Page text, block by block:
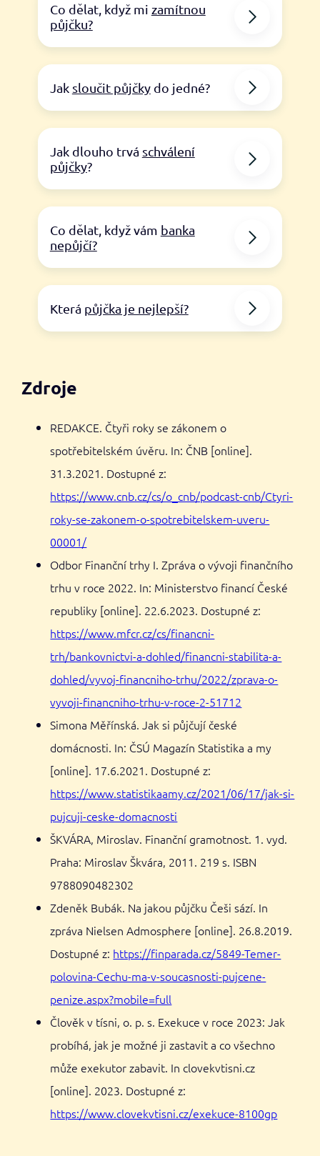
Co dělat, když mi zamítnou
půjčku?
Jak sloučit půjčkydo jedné?
Jak dlouho trvá schválení
půjčky?
Co dělat, když vám banka
nepůjčí?
Která půjčka je nejlepší?
Zdroje
REDAKCE. Čtyři roky se zákonem o
spotřebitelském úvěru. In: ČNB [online].
31.3.2021. Dostupné z:
https://www.cnb.cz/cs/o_cnb/podcast-cnb/Ctyri-
roky-se-zakonem-o-spotrebitelskem-uveru-
00001/
Odbor Finanční trhy I. Zpráva o vývoji finančního
trhu v roce 2022. In: Ministerstvo financí České
republiky [online]. 22.6.2023. Dostupné z:
https://www.mfcr.cz/cs/financni-
trh/bankovnictvi-a-dohled/financni-stabilita-a-
dohled/vyvoj-financniho-trhu/2022/zprava-o-
vyvoji-financniho-trhu-v-roce-2-51712
Simona Měřínská. Jak si půjčují české
domácnosti. In: ČSÚ Magazín Statistika a my
[online]. 17.6.2021. Dostupné z:
https://www.statistikaamy.cz/2021/06/17/jak-si-
pujcuji-ceske-domacnosti
ŠKVÁRA, Miroslav. Finanční gramotnost. 1. vyd.
Praha: Miroslav Škvára, 2011. 219 s. ISBN
9788090482302
Zdeněk Bubák. Na jakou půjčku Češi sází. In
zpráva Nielsen Admosphere [online]. 26.8.2019.
Dostupné z: https://finparada.cz/5849-Temer-
polovina-Cechu-ma-v-soucasnosti-pujcene-
penize.aspx?mobile=full
Člověk v tísni, o. p. s. Exekuce v roce 2023: Jak
probíhá, jak je možné ji zastavit a co všechno
může exekutor zabavit. In clovekvtisni.cz
[online]. 2023. Dostupné z:
https://www.clovekvtisni.cz/exekuce-8100gp